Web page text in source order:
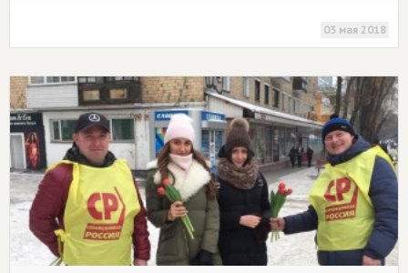
03 мая 2018